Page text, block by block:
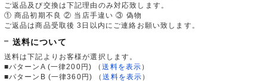
ご返品及び交換は下記理由のみ対応致します。
① 商品初期不良 ② 当店手違い ③ 偽物
ご返品は商品受取後 3日以内にご連絡お願い致します。
送料について
送料は下記よりお客様が選択します。
■パターンA (一律200円)
（送料を表示 ）
■パターンB (一律360円)
（送料を表示 ）